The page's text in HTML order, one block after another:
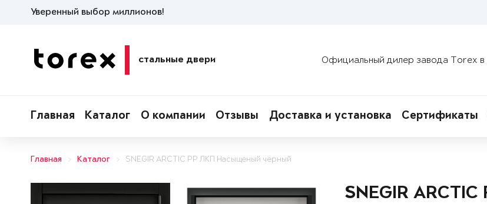
Уверенный выбор миллионов!
стальные двери Официальный дилер завода Torex
Главная Каталог О компании Отзывы Доставка и установка Сертификаты
Главная Каталог SNEGIR ARCTIC PP ЛКП Насыщеный чёрный
SNEGIR ARCTIC